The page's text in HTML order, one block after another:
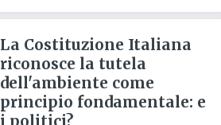
La Costituzione Italiana
riconosce la tutela
dell'ambiente come
principio fondamentale: e
i politici?